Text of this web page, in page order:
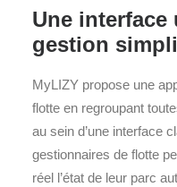
Une
gestion
MyLIZY propose une
flotte en regroupant
au sein d’une interface
gestionnaires de flotte
réel l’état de leur parc